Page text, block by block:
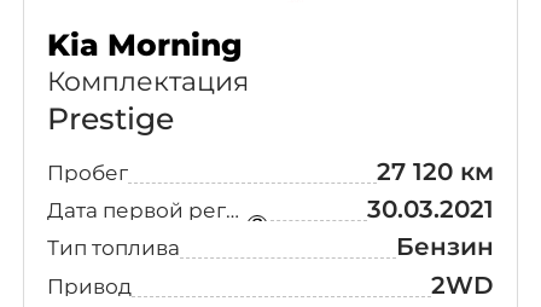
Kia Morning
Комплектация
Prestige
Пробег 27 120 км
Дата первой регистрации 30.03.2021
Тип топлива Бензин
Привод 2WD